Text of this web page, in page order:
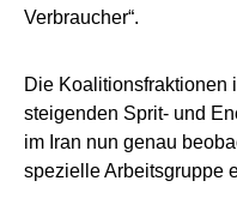
Verbraucher“.
Die Koalitionsfraktionen
steigenden Sprit- und
im Iran nun genau
spezielle Arbeitsgruppe